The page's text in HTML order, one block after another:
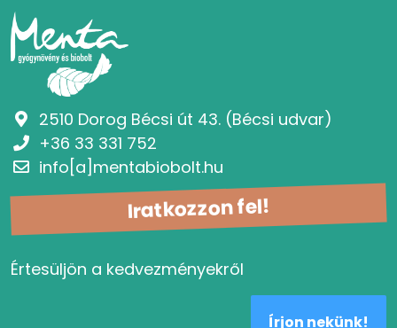
Iratkozzon fel!
Értesüljön a kedvezményekről
Írjon nekünk!
2510 Dorog Bécsi út 43. (Bécsi udvar)
+36 33 331 752
info[a]mentabiobolt.hu